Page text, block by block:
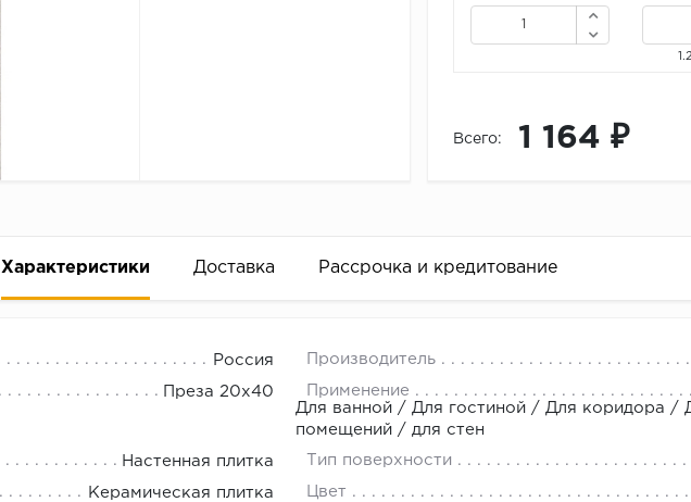
Всего: 1 164 ₽
Характеристики Доставка Рассрочка и кредитование
Россия Производитель
Преза 20х40
Применение
Для ванной / Для гостиной / Для коридора /
помещений / для стен
Настенная плитка Тип поверхности
Керамическая плитка Цвет